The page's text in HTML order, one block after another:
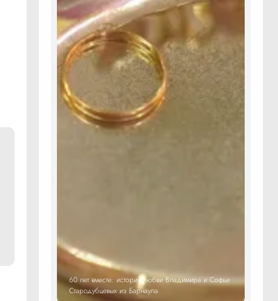
60 лет вместе: история любви Владимира и Софьи
Стародубцевых из Барнаула